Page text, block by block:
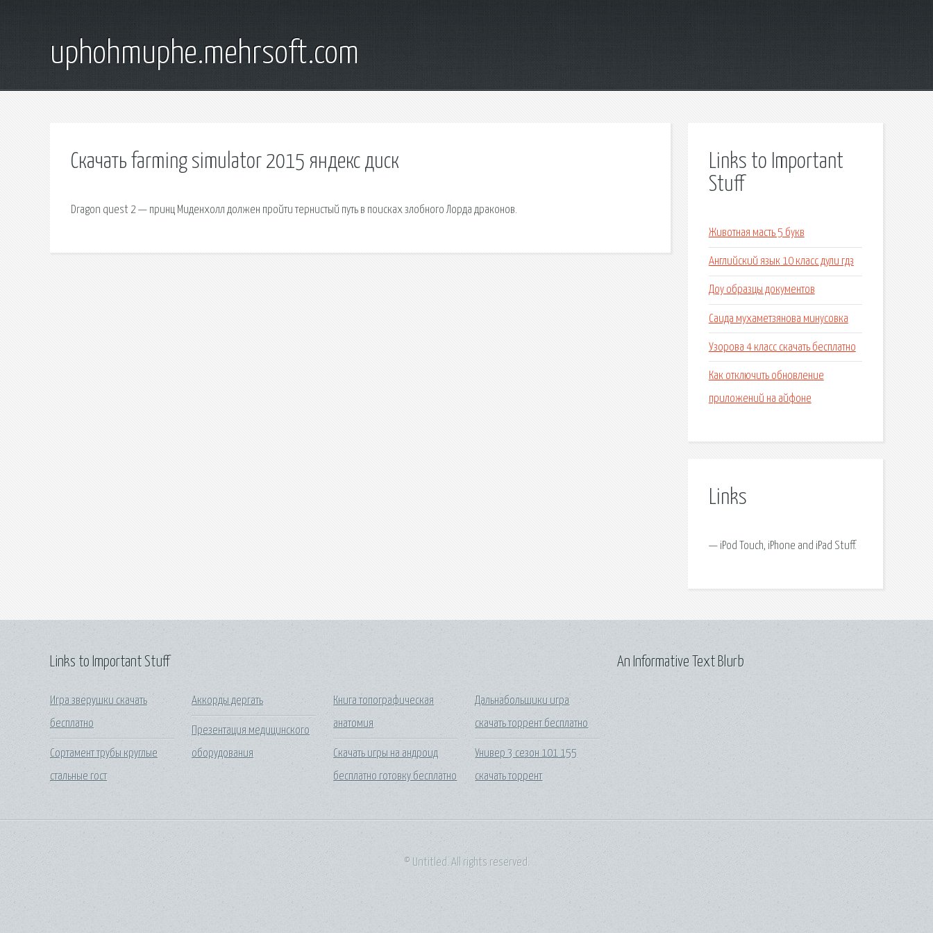
uphohmuphe.mehrsoft.com
Скачать farming simulator 2015 яндекс диск
Dragon quest 2 — принц Миденхолл должен пройти тернистый путь в поисках злобного Лорда драконов.
Links to Important
Stuff
Животная масть 5 букв
Английский язык 10 класс дули гдз
Доу образцы документов
Саида мухаметзянова минусовка
Узорова 4 класс скачать бесплатно
Как отключить обновление
приложений на айфоне
Links
— iPod Touch, iPhone and iPad Stuff.
Links to Important Stuff
Игра зверушки скачать
бесплатно
Сортамент трубы круглые
стальные гост
Аккорды дергать
Презентация медицинского
оборудования
Книга топографическая
анатомия
Скачать игры на андроид
бесплатно готовку бесплатно
Дальнабольшики игра
скачать торрент бесплатно
Универ 3 сезон 101 155
скачать торрент
An Informative Text Blurb
© Untitled. All rights reserved.